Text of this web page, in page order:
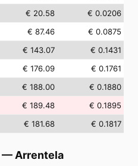
€ 20.58
€ 0.0206
€ 87.46
€ 0.0875
€ 143.07
€ 0.1431
€ 176.09
€ 0.1761
€ 188.00
€ 0.1880
€ 189.48
€ 0.1895
€ 181.68 € 0.1817
— Arrentela